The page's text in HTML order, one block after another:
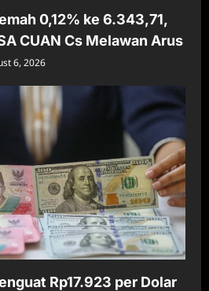
0,12% ke 6.343,71,
CUAN Cs Melawan Arus
6, 2026
Rp17.923 per Dolar